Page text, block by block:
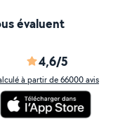
évaluent
4,6/5
à partir de 66000 avis